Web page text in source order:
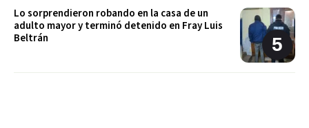
Lo sorprendieron robando en la casa de un
adulto mayor y terminó detenido en Fray Luis
Beltrán